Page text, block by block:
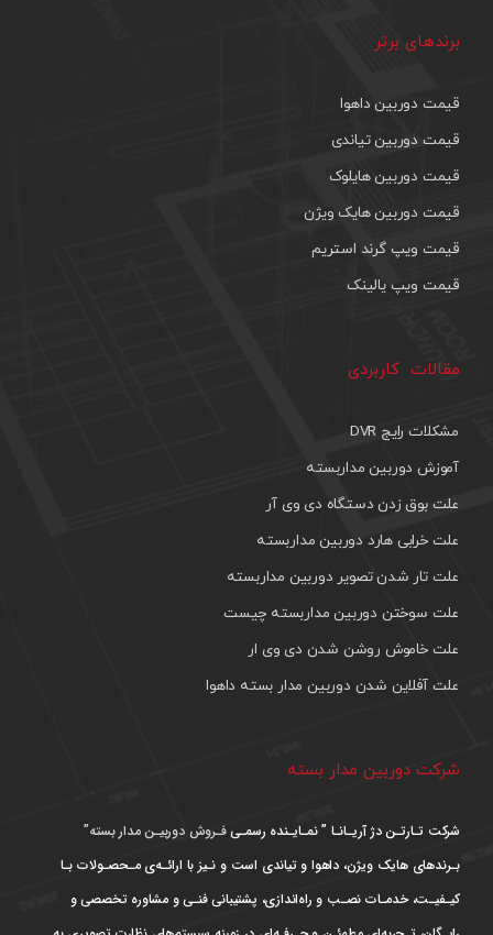
برندهای برتر
قیمت دوربین داهوا
قیمت دوربین تیاندی
قیمت دوربین هایلوک
قیمت دوربین هایک ویژن
قیمت ویپ گرند استریم
قیمت ویپ یالینک
مقالات کاربردی
مشکلات رایج DVR
آموزش دوربین مداربسته
علت بوق زدن دستگاه دی وی آر
علت خرابی هارد دوربین مداربسته
علت تار شدن تصویر دوربین مداربسته
علت سوختن دوربین مداربسته چیست
علت خاموش روشن شدن دی وی ار
علت آفلاین شدن دوربین مدار بسته داهوا
شرکت دوربین مدار بسته
شرکت تـارتـن دژ آریـانـا ” نمـایـنده رسمـیفـروش دوربیـن مدار بسته”
بـرندهای هایک ویژن، داهوا و تیاندی است و نـیز با ارائـه‌ی مـحصـولات بـا
کیـفیـت، خدمـات نصـب و راه‌اندازی، پشتیبانی فنـی و مشاوره تخصصی و